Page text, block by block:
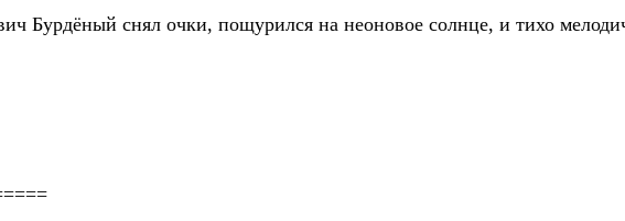
Бурдёный снял очки, пощурился на неоновое солнце, и тихо